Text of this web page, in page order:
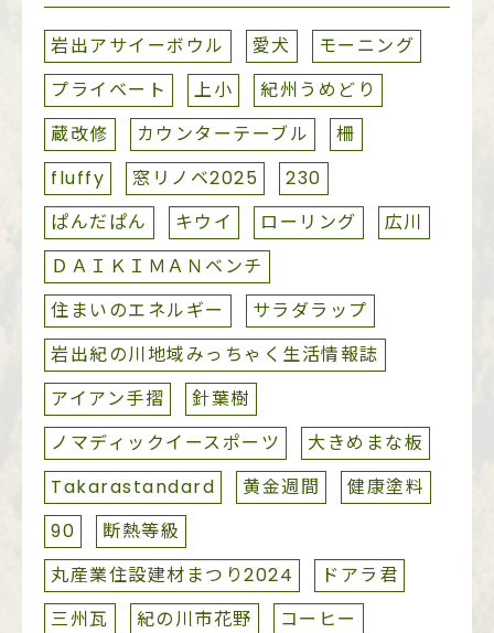
岩出アサイーボウル 愛犬
モーニング
プライベート
上小
紀州うめどり
蔵改修
カウンターテーブル
柵
fluffy
窓リノベ2025
230
ぱんだぱん
キウイ ローリング
広川
ＤＡＩＫＩＭＡＮベンチ
住まいのエネルギー
サラダラップ
岩出紀の川地域みっちゃく生活情報誌
アイアン手摺
針葉樹
ノマディックイースポーツ
大きめまな板
Takarastandard
黄金週間
健康塗料
90
断熱等級
丸産業住設建材まつり2024
ドアラ君
三州瓦
紀の川市花野
コーヒー